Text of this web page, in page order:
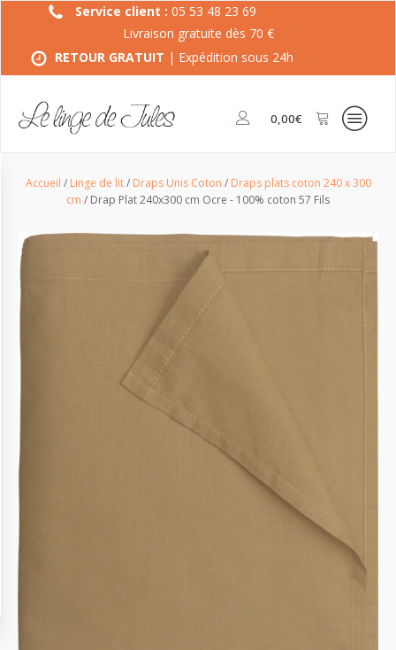
Service client : 05 53 48 23 69
Livraison gratuite dès 70 €
RETOUR GRATUIT | Expédition sous 24h
0,00€
Accueil / Linge de lit/ Draps Unis Coton / Draps plats coton 240 x 300
cm / Drap Plat 240x300 cm Ocre - 100% coton 57 Fils